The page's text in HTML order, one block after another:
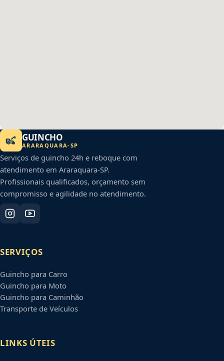
GUINCHO
ARARAQUARA-SP
Serviços de guincho 24h e reboque com
atendimento em Araraquara-SP.
Profissionais qualificados, orçamento sem
compromisso e agilidade no atendimento.
SERVIÇOS
Guincho para Carro
Guincho para Moto
Guincho para Caminhão
Transporte de Veículos
LINKS ÚTEIS